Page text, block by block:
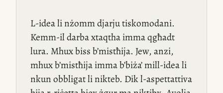
L-ideali nżomm djarju tiskomodani.
Kemm-il darba xtaqtha imma qgħadt
lura. Mhux biss b’mistħija. Jew, anzi,
mhux b’mistħija imma b’biża’mill-ideali
nkun obbligat li nikteb. Dikl-aspettattiva